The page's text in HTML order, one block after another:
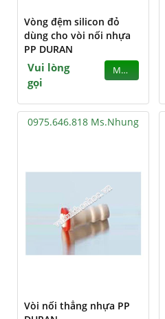
Vòng đệm silicon đỏ
dùng cho vòi nối nhựa
PP DURAN
Vui lòng
gọi
MUA
0975.646.818 Ms.Nhung
Vòi nối thẳng nhựa PP